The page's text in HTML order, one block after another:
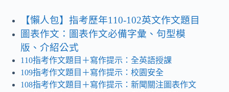
【懶人包】指考歷年110-102英文作文題目
圖表作文：圖表作文必備字彙、句型模
版、介紹公式
110指考作文題目＋寫作提示：全英語授課
109指考作文題目＋寫作提示：校園安全
108指考作文題目＋寫作提示：新聞關注圖表作文